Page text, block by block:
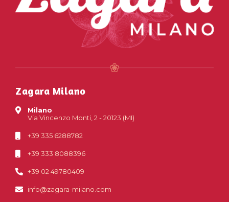
Zagara Milano
Milano
Via Vincenzo Monti, 2 - 20123 (MI)
+39 335 6288782
+39 333 8088396
+39 02 49780409
info@zagara-milano.com